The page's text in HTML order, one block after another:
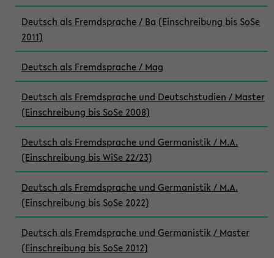
Deutsch als Fremdsprache / Ba (Einschreibung bis SoSe
2011)
Deutsch als Fremdsprache / Mag
Deutsch als Fremdsprache und Deutschstudien / Master
(Einschreibung bis SoSe 2008)
Deutsch als Fremdsprache und Germanistik / M.A.
(Einschreibung bis WiSe 22/23)
Deutsch als Fremdsprache und Germanistik / M.A.
(Einschreibung bis SoSe 2022)
Deutsch als Fremdsprache und Germanistik / Master
(Einschreibung bis SoSe 2012)